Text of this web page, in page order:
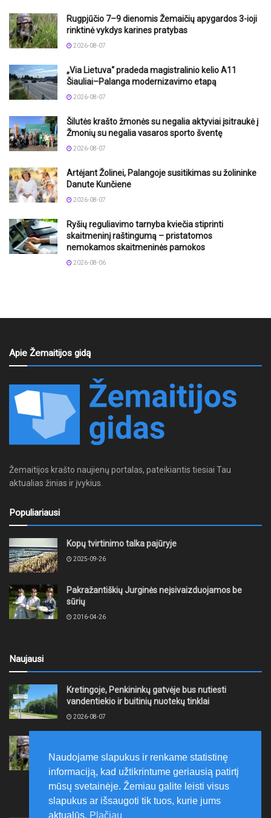
Rugpjūčio 7–9 dienomis Žemaičių apygardos 3-ioji
rinktinė vykdys karines pratybas
2026-08-07
„Via Lietuva“ pradeda magistralinio kelio A11
Šiauliai–Palanga modernizavimo etapą
2026-08-07
Šilutės krašto žmonės su negalia aktyviai įsitraukė į
Žmonių su negalia vasaros sporto šventę
2026-08-07
Artėjant Žolinei, Palangoje susitikimas su žolininke
Danute Kunčiene
2026-08-07
Ryšių reguliavimo tarnyba kviečia stiprinti
skaitmeninį raštingumą – pristatomos
nemokamos skaitmeninės pamokos
2026-08-06
Apie Žemaitijos gidą
Žemaitijos krašto naujienų portalas, pateikiantis tiesiai Tau
aktualias žinias ir įvykius.
Populiariausi
Kopų tvirtinimo talka pajūryje
2025-09-26
Pakražantiškių Jurginės neįsivaizduojamos be
sūrių
2016-04-26
Naujausi
Kretingoje, Penkininkų gatvėje bus nutiesti
vandentiekio ir buitinių nuotekų tinklai
2026-08-07
rinktinė vykdys karines pratybas
2026-08-07
Naudojame slapukus ir renkame statistinę
informaciją, kad užtikrintume geriausią patirtį
mūsų svetainėje. Žemiau galite leisti visus
slapukus ar išsaugoti tik tuos, kurie jums
aktualūs. Plačiau